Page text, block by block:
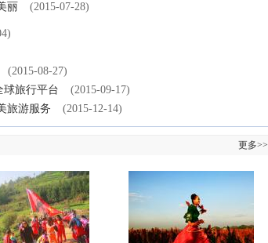
丽 (2015-07-28)
(2015-08-27)
球旅行平台
(2015-09-17)
旅游服务 (2015-12-14)
更多>>